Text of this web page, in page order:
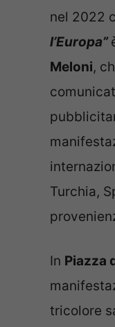
nel 2022
l’Europa”
Meloni,
Turchia,
In Piazza
tricolore